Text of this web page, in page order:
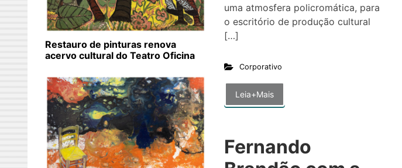
uma atmosfera policromática, para
o escritório de produção cultural
[…]
Corporativo
Leia+Mais
Fernando
Restauro de pinturas renova
acervo cultural do Teatro Oficina